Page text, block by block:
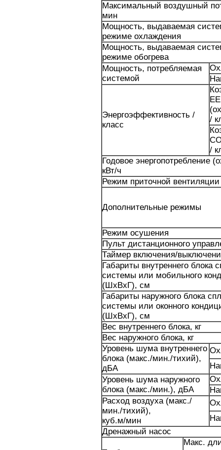
Максимальный воздушный
мин
Мощность, выдаваемая
режиме охлаждения
Мощность, выдаваемая
режиме обогрева
Мощность, потребляемая
системой
Энергоэффективность /
класс
/
/
Годовое энергопотребление
кВт/ч
Режим приточной вентиляции
Дополнительные режимы
Режим осушения
Пульт дистанционного
Таймер включения/
Габариты внутреннего блока
системы или мобильного
(ШxВxГ), см
Габариты наружного блока
системы или оконного
(ШxВxГ), см
Вес внутреннего блока, кг
Вес наружного блока, кг
Уровень шума внутреннего
блока (макс./мин./тихий),
дБА
Уровень шума наружного
блока (макс./мин.), дБА
Расход воздуха (макс./
мин./тихий),
куб.м/мин
Дренажный насос
Макс.